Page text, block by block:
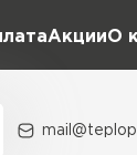
АкцииО